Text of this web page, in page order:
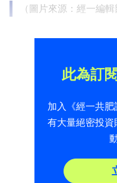
（圖片來源：經一編輯
此為訂
加入《經一共
有大量絕密投